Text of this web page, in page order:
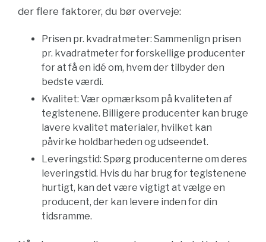
der flere faktorer, du bør overveje:
Prisen pr. kvadratmeter: Sammenlign prisen
pr. kvadratmeter for forskellige producenter
for at få en idé om, hvem der tilbyder den
bedste værdi.
Kvalitet: Vær opmærksom på kvaliteten af
teglstenene. Billigere producenter kan bruge
lavere kvalitet materialer, hvilket kan
påvirke holdbarheden og udseendet.
Leveringstid: Spørg producenterne om deres
leveringstid. Hvis du har brug for teglstenene
hurtigt, kan det være vigtigt at vælge en
producent, der kan levere inden for din
tidsramme.